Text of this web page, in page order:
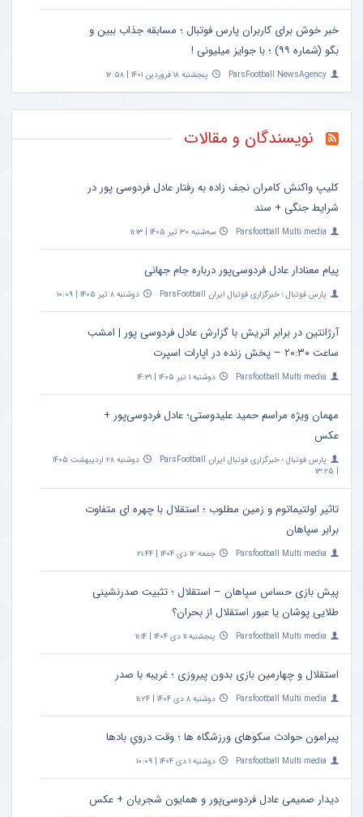
خبر خوش برای کاربران پارس فوتبال ؛ مسابقه جذاب ببین و
بگو (شماره ۹۹) ؛ با جوایز میلیونی !
ParsFootball NewsAgency پنجشنبه ۱۸ فروردین ۱۴۰۱ | ۱۲:۵۸
نویسندگان و مقالات
کلیپ واکنش کامران نجف زاده به رفتار عادل فردوسی پور در
شرایط جنگی + سند
Parsfootball Multi media سه‌شنبه ۳۰ تیر ۱۴۰۵ | ۱۱:۱۳
پیام معنادار عادل فردوسی‌پور درباره جام جهانی
پارس فوتبال ؛ خبرگزاری فوتبال ایران ParsFootball دوشنبه ۸ تیر ۱۴۰۵ | ۱۰:۰۹
آرژانتین در برابر اتریش با گزارش عادل فردوسی پور | امشب
ساعت ۲۰:۳۰ – پخش زنده در اپارات اسپرت
Parsfootball Multi media دوشنبه ۱ تیر ۱۴۰۵ | ۱۴:۳۱
مهمان ویژه مراسم حمید علیدوستی؛ عادل فردوسی‌پور +
عکس
پارس فوتبال ؛ خبرگزاری فوتبال ایران ParsFootball
دوشنبه ۲۸ اردیبهشت ۱۴۰۵
| ۱۳:۲۵
تاثیر اولتیماتوم و زمین مطلوب ؛ استقلال با چهره ای متفاوت
برابر سپاهان
Parsfootball Multi media جمعه ۱۲ دی ۱۴۰۴ | ۲۱:۴۴
پیش بازی حساس سپاهان – استقلال ؛ تثبیت صدرنشینی
طلایی پوشان یا عبور استقلال از بحران؟
Parsfootball Multi media پنجشنبه ۱۱ دی ۱۴۰۴ | ۱۱:۱۴
استقلال و چهارمین بازی بدون پیروزی ؛ غریبه با صدر
Parsfootball Multi media دوشنبه ۸ دی ۱۴۰۴ | ۱۱:۲۴
پیرامون حوادث سکوهای ورزشگاه ها ؛ وقت درویِ بادها
Parsfootball Multi media دوشنبه ۱ دی ۱۴۰۴ | ۱۰:۰۹
دیدار صمیمی عادل فردوسی‌پور و همایون شجریان + عکس